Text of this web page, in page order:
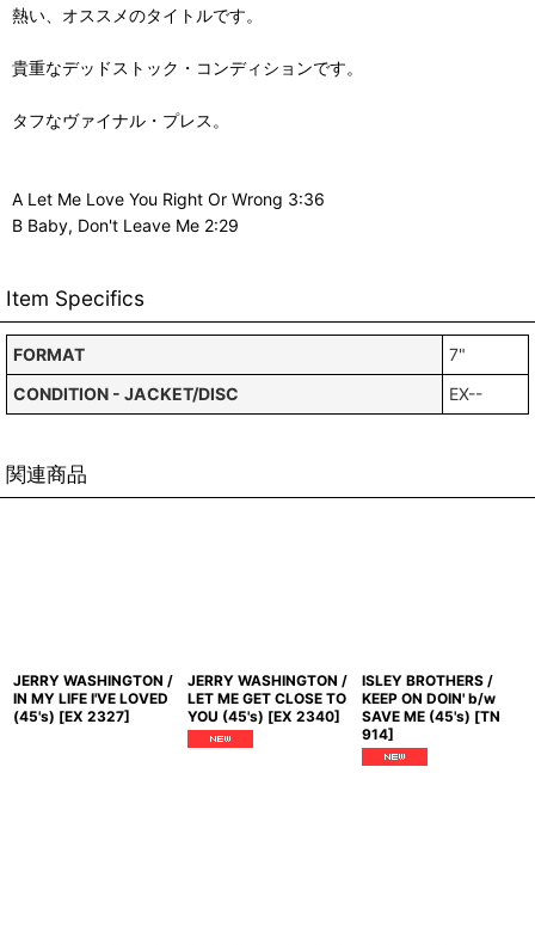
熱い、オススメのタイトルです。
貴重なデッドストック・コンディションです。
タフなヴァイナル・プレス。
A Let Me Love You Right Or Wrong 3:36
B Baby, Don't Leave Me 2:29
Item Specifics
FORMAT
7"
CONDITION - JACKET/DISC
EX--
関連商品
JERRY WASHINGTON /
IN MY LIFE I'VE LOVED
(45's) [EX 2327]
JERRY WASHINGTON /
LET ME GET CLOSE TO
YOU (45's) [EX 2340]
ISLEY BROTHERS /
KEEP ON DOIN' b/w
SAVE ME (45's) [TN
914]